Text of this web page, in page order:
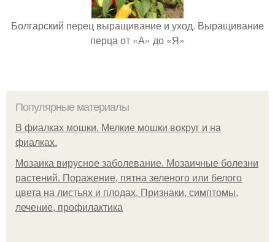
Болгарский перец выращивание и уход. Выращивание
перца от «А» до «Я»
Популярные материалы
В фиалках мошки. Мелкие мошки вокруг и на
фиалках.
Мозаика вирусное заболевание. Мозаичные болезни
растений. Поражение, пятна зеленого или белого
цвета на листьях и плодах. Признаки, симптомы,
лечение, профилактика